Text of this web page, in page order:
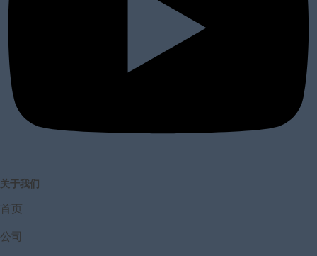
关于我们
首页
公司